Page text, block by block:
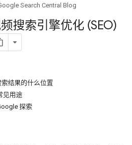
Search Central Blog
搜索引擎优化 (SEO)
结果的什么位置
见用途
探索